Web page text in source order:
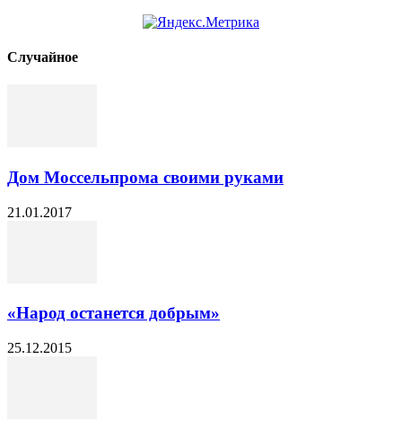
Cлучайное
Дом Моссельпрома своими руками
21.01.2017
«Народ останется добрым»
25.12.2015